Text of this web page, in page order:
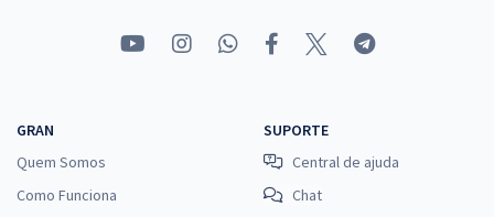
GRAN
Quem Somos
Como Funciona
SUPORTE
Central de ajuda
Chat